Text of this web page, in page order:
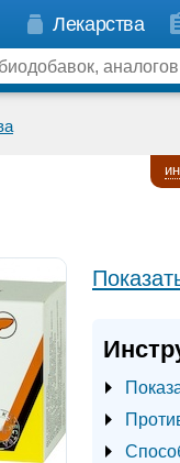
Лекарства